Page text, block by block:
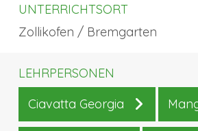
UNTERRICHTSORT
Zollikofen / Bremgarten
LEHRPERSONEN
Ciavatta Georgia